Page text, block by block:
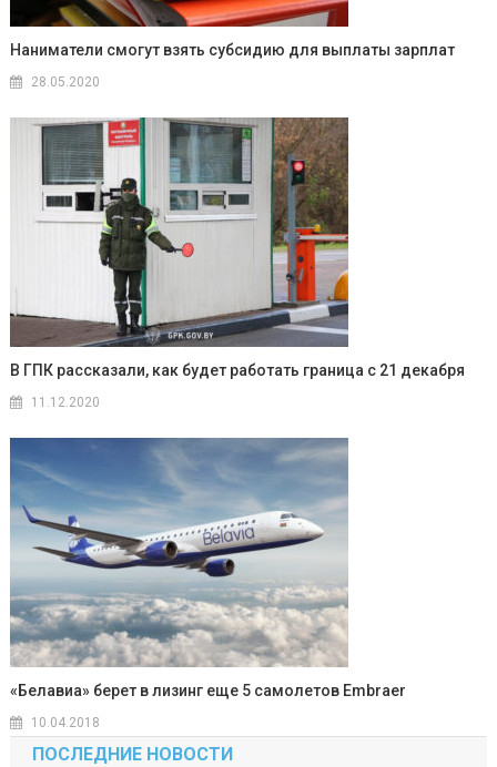
Наниматели смогут взять субсидию для выплаты зарплат
28.05.2020
В ГПК рассказали, как будет работать граница с 21 декабря
11.12.2020
«Белавиа» берет в лизинг еще 5 самолетов Embraer
10.04.2018
ПОСЛЕДНИЕ НОВОСТИ